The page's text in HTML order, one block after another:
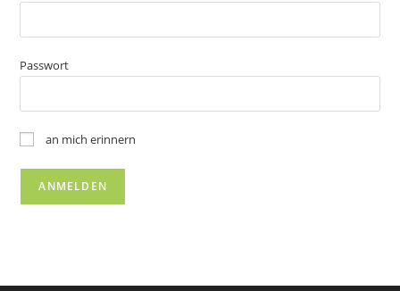
Passwort
an mich erinnern